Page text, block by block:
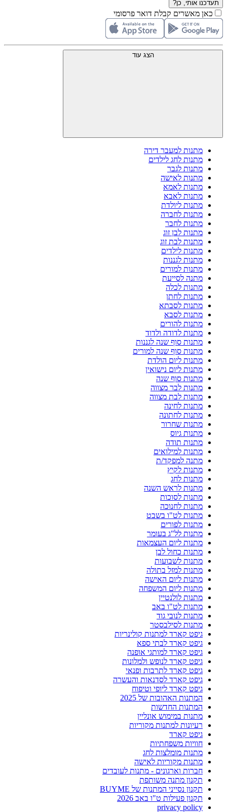
תעדכנו אותי, כן?
כאן מאשרים קבלת דואר פרסומי
הצג עוד
מתנות למעבר דירה
מתנות לחג לילדים
מתנות לגבר
מתנות לאישה
מתנות לאמא
מתנות לאבא
מתנות ליולדת
מתנות לחברה
מתנות לחבר
מתנות לבן זוג
מתנות לבת זוג
מתנות לילדים
מתנות לגננות
מתנות למורים
מתנה לסייעת
מתנות לכלה
מתנות לחתן
מתנות לסבתא
מתנות לסבא
מתנות להורים
מתנות לדודה ולדוד
מתנות סוף שנה לגננות
מתנות סוף שנה למורים
מתנות ליום הולדת
מתנות ליום נישואין
מתנות סוף שנה
מתנות לבר מצווה
מתנות לבת מצווה
מתנות לחינה
מתנות לחתונה
מתנות שחרור
מתנות גיוס
מתנות תודה
מתנות למילואים
מתנה למפקד/ת
מתנות לקיץ
מתנות לחג
מתנות לראש השנה
מתנות לסוכות
מתנות לחנוכה
מתנות לט"ו בשבט
מתנות לפורים
מתנות לל"ג בעומר
מתנות ליום העצמאות
מתנות כחול לבן
מתנות לשבועות
מתנות למזל בתולה
מתנות ליום האישה
מתנות ליום המשפחה
מתנות לולנטיין
מתנות לט"ו באב
מתנות לנובי גוד
מתנות לסילבסטר
גיפט קארד למתנות קולינריות
גיפט קארד לבתי ספא
גיפט קארד למותגי אופנה
גיפט קארד לנופש ולמלונות
גיפט קארד לתרבות ופנאי
גיפט קארד לסדנאות והעשרה
גיפט קארד ליופי וטיפוח
המתנות האהובות של 2025
המתנות החדשות
מתנות במימוש אונליין
רעיונות למתנות מקוריות
גיפט קארד
חוויות משפחתיות
מתנות מומלצות לחג
מתנות מקוריות לאישה
חברות וארגונים - מתנות לעובדים
תקנון מתנה משותפת
תקנון נסייני המתנות של BUYME
תקנון פעילות ט"ו באב 2026
privacy policy